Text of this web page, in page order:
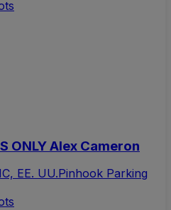
ONLY Alex Cameron
EE. UU.Pinhook Parking